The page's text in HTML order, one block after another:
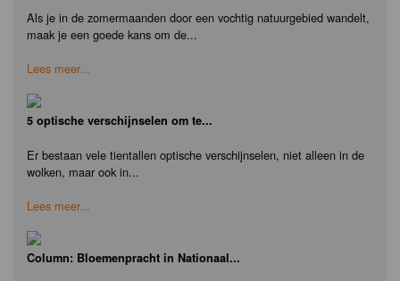
Als je in de zomermaanden door een vochtig natuurgebied wandelt,
maak je een goede kans om de...
Lees meer...
5 optische verschijnselen om te...
Er bestaan vele tientallen optische verschijnselen, niet alleen in de
wolken, maar ook in...
Lees meer...
Column: Bloemenpracht in Nationaal...